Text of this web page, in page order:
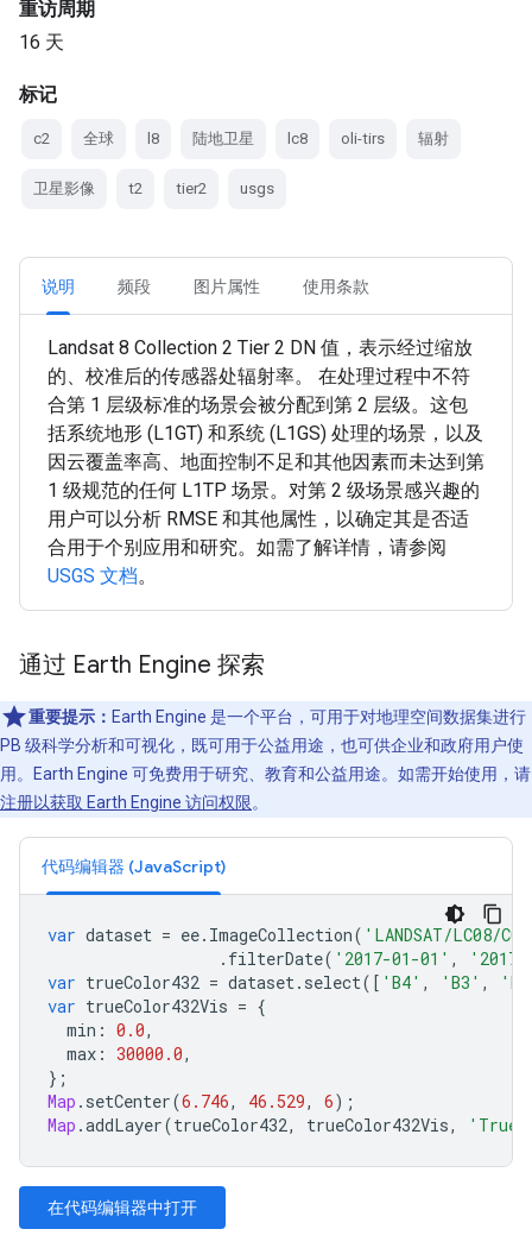
重访周期
16 天
标记
c2 全球 l8 陆地卫星 lc8 oli-tirs 辐射
卫星影像 t2 tier2 usgs
说明 频段 图片属性 使用条款
Landsat 8 Collection 2 Tier 2 DN 值，表示经过缩放
的、校准后的传感器处辐射率。 在处理过程中不符
合第 1 层级标准的场景会被分配到第 2 层级。这包
括系统地形 (L1GT) 和系统 (L1GS) 处理的场景，以及
因云覆盖率高、地面控制不足和其他因素而未达到第
1 级规范的任何 L1TP 场景。对第 2 级场景感兴趣的
用户可以分析 RMSE 和其他属性，以确定其是否适
合用于个别应用和研究。如需了解详情，请参阅
USGS 文档。
通过 Earth Engine 探索
重要提示： Earth Engine 是一个平台，可用于对地理空间数据集进行
PB 级科学分析和可视化，既可用于公益用途，也可供企业和政府用户使
用。Earth Engine 可免费用于研究、教育和公益用途。如需开始使用，请
注册以获取 Earth Engine 访问权限。
代码编辑器 (JavaScript)
var dataset = ee. ImageCollection( 'LANDSAT/LC08/
. filterDate( '2017-01-01' ,
var trueColor432 = dataset. select([ 'B4' , 'B3' ,
var trueColor432Vis = {
min : 0.0,
max : 30000.0,
};
Map . setCenter(6.746, 46.529, 6);
Map .addLayer(trueColor432, trueColor432Vis, 'True
在代码编辑器中打开